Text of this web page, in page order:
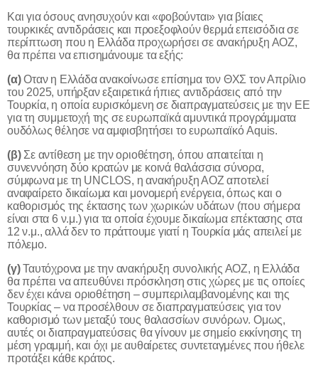
Και για όσους ανησυχούν και «φοβούνται» για βίαιες
τουρκικές αντιδράσεις και προεξοφλούν θερμά επεισόδια σε
περίπτωση που η Ελλάδα προχωρήσει σε ανακήρυξη ΑΟΖ,
θα πρέπει να επισημάνουμε τα εξής:
(α) Οταν η Ελλάδα ανακοίνωσε επίσημα τον ΘΧΣ τον Απρίλιο
του 2025, υπήρξαν εξαιρετικά ήπιες αντιδράσεις από την
Τουρκία, η οποία ευρισκόμενη σε διαπραγματεύσεις με την ΕΕ
για τη συμμετοχή της σε ευρωπαϊκά αμυντικά προγράμματα
ουδόλως θέλησε να αμφισβητήσει το ευρωπαϊκόAquis.
(β) Σε αντίθεση με την οριοθέτηση, όπου απαιτείται η
συνεννόηση δύο κρατών με κοινά θαλάσσια σύνορα,
σύμφωνα με τη UNCLOS, η ανακήρυξη ΑΟΖ αποτελεί
αναφαίρετο δικαίωμα και μονομερή ενέργεια, όπως και ο
καθορισμός της έκτασης των χωρικών υδάτων (που σήμερα
είναι στα 6 ν.μ.) για τα οποία έχουμε δικαίωμα επέκτασης στα
12 ν.μ., αλλά δεν το πράττουμε γιατί η Τουρκία μάς απειλεί με
πόλεμο.
(γ) Ταυτόχρονα με την ανακήρυξη συνολικής ΑΟΖ, η Ελλάδα
θα πρέπει να απευθύνει πρόσκληση στις χώρες με τις οποίες
δεν έχει κάνει οριοθέτηση – συμπεριλαμβανομένης και της
Τουρκίας – να προσέλθουν σε διαπραγματεύσεις για τον
καθορισμό των μεταξύ τους θαλασσίων συνόρων. Ομως,
αυτές οι διαπραγματεύσεις θα γίνουν με σημείο εκκίνησης τη
μέση γραμμή, και όχι με αυθαίρετες συντεταγμένες που ήθελε
προτάξει κάθε κράτος.